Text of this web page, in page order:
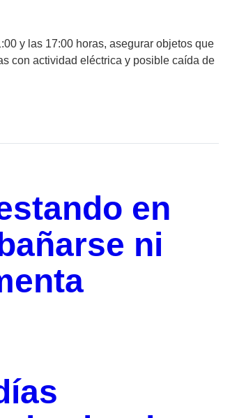
y las 17:00 horas, asegurar objetos que
con actividad eléctrica y posible caída de
en
ni